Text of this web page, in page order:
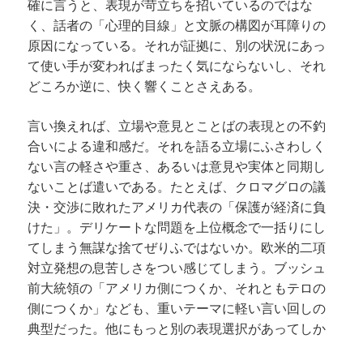
確に言うと、表現が苛立ちを招いているのではな
く、話者の「心理的目線」と文脈の構図が耳障りの
原因になっている。それが証拠に、別の状況にあっ
て使い手が変わればまったく気にならないし、それ
どころか逆に、快く響くことさえある。
言い換えれば、立場や意見とことばの表現との不釣
合いによる違和感だ。それを語る立場にふさわしく
ない言の軽さや重さ、あるいは意見や実体と同期し
ないことば遣いである。たとえば、クロマグロの議
決・交渉に敗れたアメリカ代表の「保護が経済に負
けた」。デリケートな問題を上位概念で一括りにし
てしまう無謀な捨てぜりふではないか。欧米的二項
対立発想の息苦しさをつい感じてしまう。ブッシュ
前大統領の「アメリカ側につくか、それともテロの
側につくか」なども、重いテーマに軽い言い回しの
典型だった。他にもっと別の表現選択があってしか